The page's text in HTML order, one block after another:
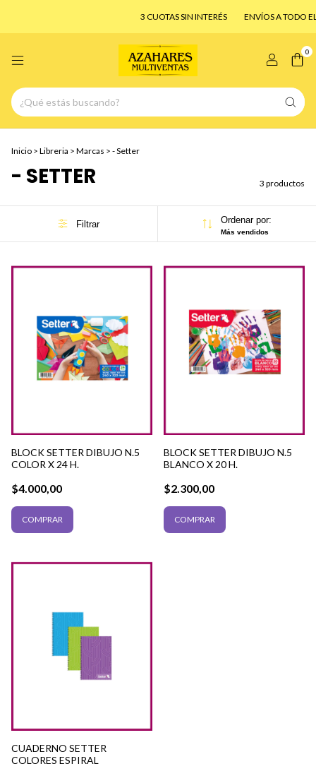
3 CUOTAS SIN INTERÉS ENVÍOS A TODO EL
0
Inicio > Libreria > Marcas > - Setter
- SETTER 3 productos
Filtrar Ordenar por:
Más vendidos
BLOCK SETTER DIBUJO N.5
COLOR X 24 H.
$4.000,00
BLOCK SETTER DIBUJO N.5
BLANCO X 20 H.
$2.300,00
CUADERNO SETTER
COLORES ESPIRAL